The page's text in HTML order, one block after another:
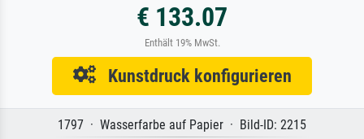
€ 133.07
Enthält 19% MwSt.
Kunstdruck konfigurieren
1797 · Wasserfarbe auf Papier · Bild-ID: 2215